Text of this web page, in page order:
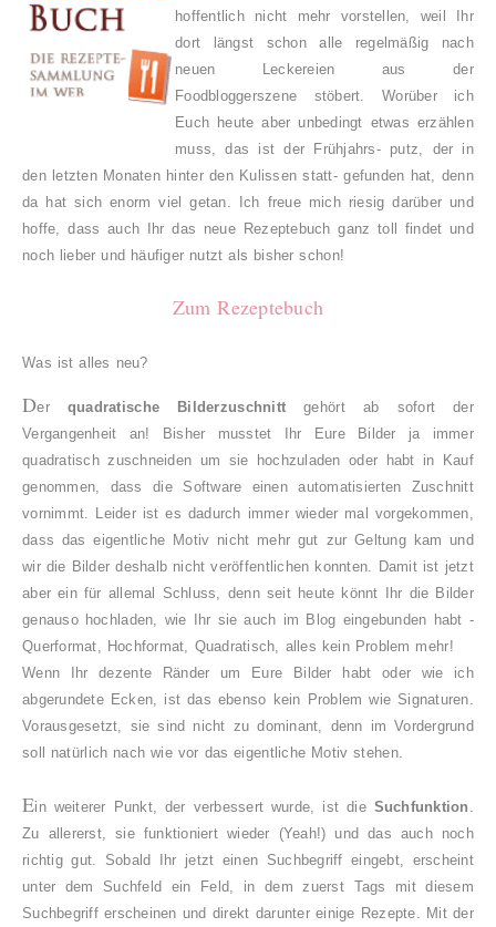
hoffentlich nicht mehr vorstellen, weil Ihr
dort längst schon alle regelmäßig nach
neuen Leckereien aus der
Foodbloggerszene stöbert. Worüber ich
Euch heute aber unbedingt etwas erzählen
muss, das ist der Frühjahrs- putz, der in
den letzten Monaten hinter den Kulissen statt- gefunden hat, denn
da hat sich enorm viel getan. Ich freue mich riesig darüber und
hoffe, dass auch Ihr das neue Rezeptebuch ganz toll findet und
noch lieber und häufiger nutzt als bisher schon!
Zum Rezeptebuch
Was ist alles neu?
Der quadratische Bilderzuschnitt gehört ab sofort der
Vergangenheit an! Bisher musstet Ihr Eure Bilder ja immer
quadratisch zuschneiden um sie hochzuladen oder habt in Kauf
genommen, dass die Software einen automatisierten Zuschnitt
vornimmt. Leider ist es dadurch immer wieder mal vorgekommen,
dass das eigentliche Motiv nicht mehr gut zur Geltung kam und
wir die Bilder deshalb nicht veröffentlichen konnten. Damit ist jetzt
aber ein für allemal Schluss, denn seit heute könnt Ihr die Bilder
genauso hochladen, wie Ihr sie auch im Blog eingebunden habt -
Querformat, Hochformat, Quadratisch, alles kein Problem mehr!
Wenn Ihr dezente Ränder um Eure Bilder habt oder wie ich
abgerundete Ecken, ist das ebenso kein Problem wie Signaturen.
Vorausgesetzt, sie sind nicht zu dominant, denn im Vordergrund
soll natürlich nach wie vor das eigentliche Motiv stehen.
Ein weiterer Punkt, der verbessert wurde, ist die Suchfunktion .
Zu allererst, sie funktioniert wieder (Yeah!) und das auch noch
richtig gut. Sobald Ihr jetzt einen Suchbegriff eingebt, erscheint
unter dem Suchfeld ein Feld, in dem zuerst Tags mit diesem
Suchbegriff erscheinen und direkt darunter einige Rezepte. Mit der